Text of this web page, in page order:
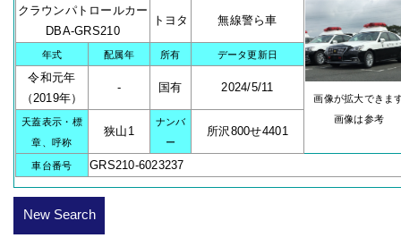
クラウンパトロールカー
DBA-GRS210
トヨタ 無線警ら車
画像が拡大できま
画像は参考
年式 配属年 所有 データ更新日
令和元年
（2019年）
- 国有 2024/5/11
天蓋表示・標
章、呼称
狭山1
ナンバ
ー
所沢800せ4401
車台番号 GRS210-6023237
New Search